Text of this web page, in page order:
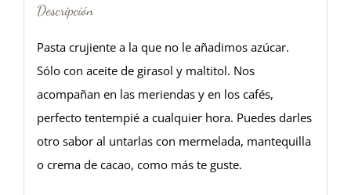
Descripción
Pasta crujiente a la que no le añadimos azúcar.
Sólo con aceite de girasol y maltitol. Nos
acompañan en las meriendas y en los cafés,
perfecto tentempié a cualquier hora. Puedes darles
otro sabor al untarlas con mermelada, mantequilla
o crema de cacao, como más te guste.